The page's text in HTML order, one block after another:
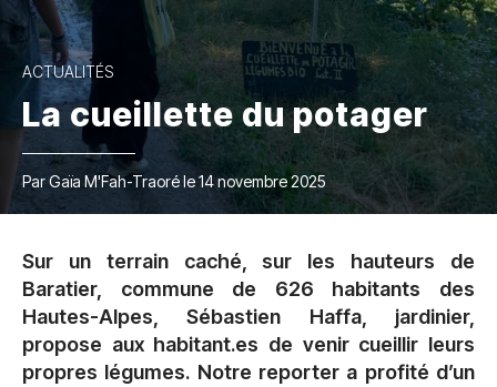
ACTUALITÉS
La cueillette du potager
Par Gaïa M'Fah-Traoré le 14 novembre 2025
Sur un terrain caché, sur les hauteurs de
Baratier, commune de 626 habitants des
Hautes-Alpes, Sébastien Haffa, jardinier,
propose aux habitant.es de venir cueillir leurs
propres légumes. Notre reporter a profité d’un